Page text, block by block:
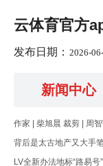
云体育官方
发布日期： 2026-
新闻中心
作家 | 柴旭晨 裁剪 | 周
背后是太古地产又大手
LV全新办法地标“路易